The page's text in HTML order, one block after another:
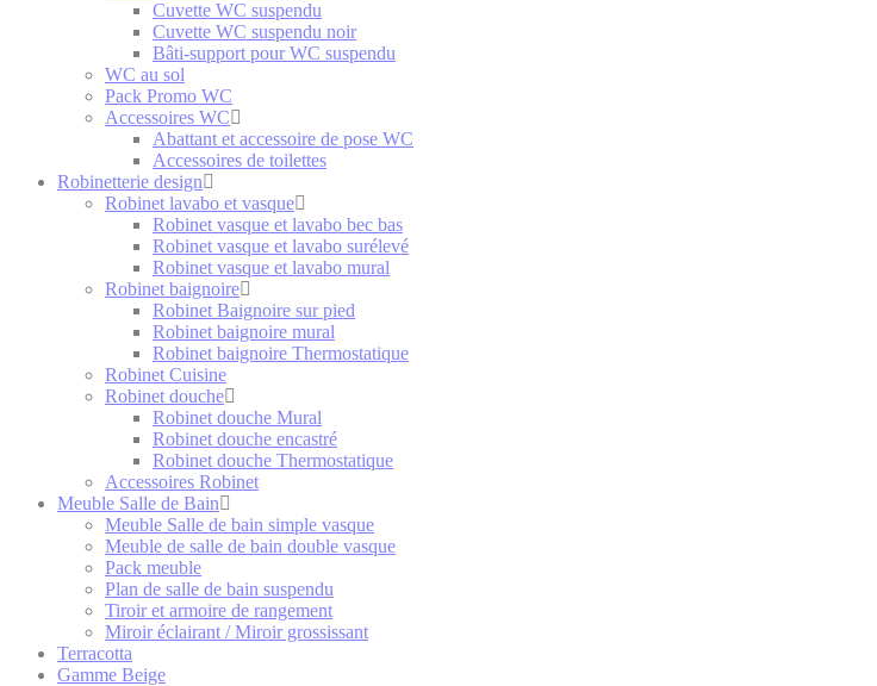
Cuvette WC suspendu
Cuvette WC suspendu noir
Bâti-support pour WC suspendu
WC au sol
Pack Promo WC
Accessoires WC
Abattant et accessoire de pose WC
Accessoires de toilettes
Robinetterie design
Robinet lavabo et vasque
Robinet vasque et lavabo bec bas
Robinet vasque et lavabo surélevé
Robinet vasque et lavabo mural
Robinet baignoire
Robinet Baignoire sur pied
Robinet baignoire mural
Robinet baignoire Thermostatique
Robinet Cuisine
Robinet douche
Robinet douche Mural
Robinet douche encastré
Robinet douche Thermostatique
Accessoires Robinet
Meuble Salle de Bain
Meuble Salle de bain simple vasque
Meuble de salle de bain double vasque
Pack meuble
Plan de salle de bain suspendu
Tiroir et armoire de rangement
Miroir éclairant / Miroir grossissant
Terracotta
Gamme Beige